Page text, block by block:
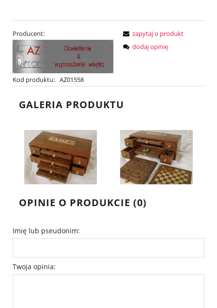
Producent:
Kod produktu: AZ01558
zapytaj o produkt
dodaj opinię
GALERIA PRODUKTU
OPINIE O PRODUKCIE (0)
Imię lub pseudonim:
Twoja opinia: